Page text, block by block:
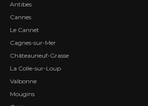
Antibes
Cannes
Le Cannet
Cagnes-sur-Mer
Châteauneuf-Grasse
La Colle-sur-Loup
Valbonne
Mougins